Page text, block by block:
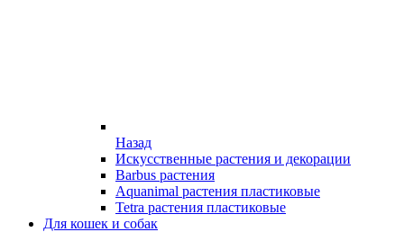
Назад
Искусственные растения и декорации
Barbus растения
Aquanimal растения пластиковые
Tetra растения пластиковые
Для кошек и собак